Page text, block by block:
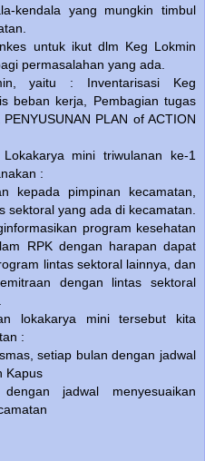
kendala yang mungkin timbul
untuk ikut dlm Keg Lokmin
permasalahan yang ada.
yaitu : Inventarisasi Keg
beban kerja, Pembagian tugas
PLAN of ACTION
mini triwulanan ke-1
:
kepada pimpinan kecamatan,
sektoral yang ada di kecamatan.
program kesehatan
RPK dengan harapan dapat
lintas sektoral lainnya, dan
dengan lintas sektoral
lokakarya mini tersebut kita
:
setiap bulan dengan jadwal
Kapus
jadwal menyesuaikan